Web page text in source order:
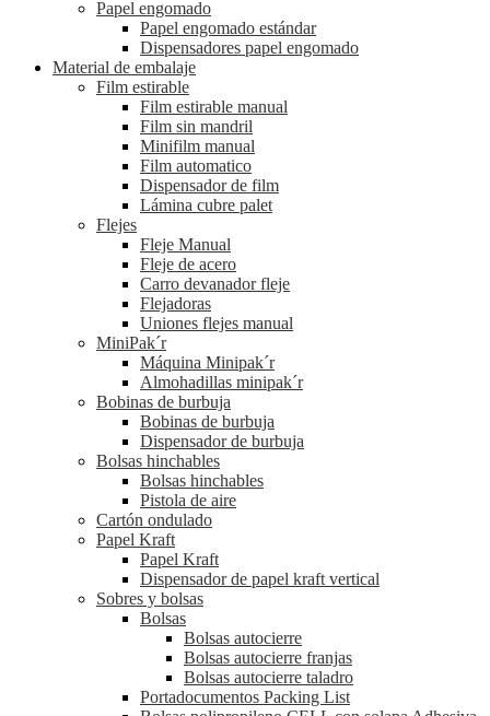
Papel engomado
Papel engomado estándar
Dispensadores papel engomado
Material de embalaje
Film estirable
Film estirable manual
Film sin mandril
Minifilm manual
Film automatico
Dispensador de film
Lámina cubre palet
Flejes
Fleje Manual
Fleje de acero
Carro devanador fleje
Flejadoras
Uniones flejes manual
MiniPak´r
Máquina Minipak´r
Almohadillas minipak´r
Bobinas de burbuja
Bobinas de burbuja
Dispensador de burbuja
Bolsas hinchables
Bolsas hinchables
Pistola de aire
Cartón ondulado
Papel Kraft
Papel Kraft
Dispensador de papel kraft vertical
Sobres y bolsas
Bolsas
Bolsas autocierre
Bolsas autocierre franjas
Bolsas autocierre taladro
Portadocumentos Packing List